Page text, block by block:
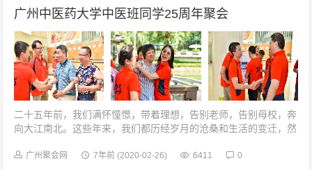
广州中医药大学中医班同学25周年聚会
二十五年前，我们满怀憧憬，带着理想，告别老师，告别母校，奔
向大江南北。这些年来，我们都历经岁月的沧桑和生活的变迁，然
今也已为人之父，为人之母，...
广州聚会网 7年前 (2020-02-26) 6411 0